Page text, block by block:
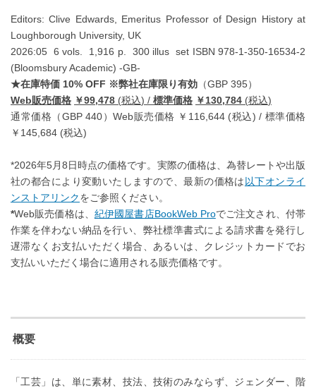
Editors: Clive Edwards, Emeritus Professor of Design History at
Loughborough University, UK
2026:05 6 vols. 1,916 p. 300 illus set ISBN 978-1-350-16534-2
(Bloomsbury Academic) -GB-
★在庫特価 10% OFF ※弊社在庫限り有効 （GBP 395）
Web販売価格 ￥99,478 (税込) / 標準価格 ￥130,784 (税込)
通常価格（GBP 440）Web販売価格 ￥116,644 (税込) / 標準価格
￥145,684 (税込)
*2026年5月8日時点の価格です。実際の価格は、為替レートや出版
社の都合により変動いたしますので、最新の価格は 以下オンライ
ンストアリンクをご参照ください。
*Web販売価格は、 紀伊國屋書店BookWeb Proでご注文され、付帯
作業を伴わない納品を行い、弊社標準書式による請求書を発行し
遅滞なくお支払いただく場合、あるいは、クレジットカードでお
支払いいただく場合に適用される販売価格です。
概要
「工芸」は、単に素材、技法、技術のみならず、ジェンダー、階